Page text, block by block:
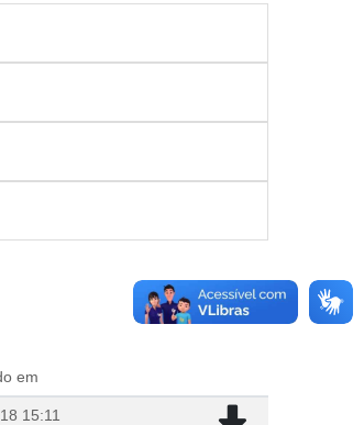
em
15:11